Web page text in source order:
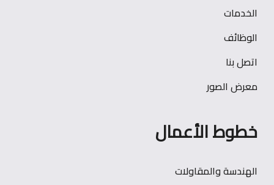
الخدمات
الوظائف
اتصل بنا
معرض الصور
خطوط الأعمال
الهندسة والمقاولات